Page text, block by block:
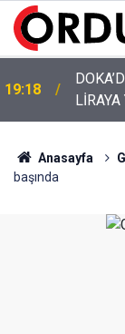
12:46
YENİ
Anasayfa
başında